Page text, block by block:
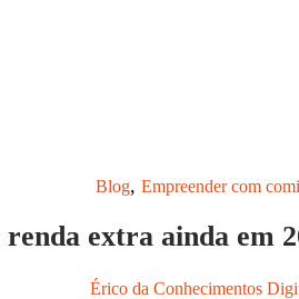
Blog, Empreender com
extra ainda em
Érico da Conhecimentos